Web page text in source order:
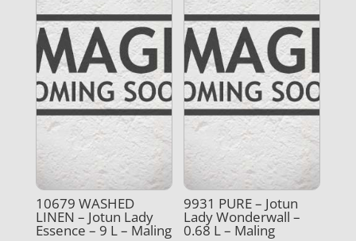
10679 WASHED
LINEN – Jotun Lady
Essence – 9 L – Maling
9931 PURE – Jotun
Lady Wonderwall –
0.68 L – Maling